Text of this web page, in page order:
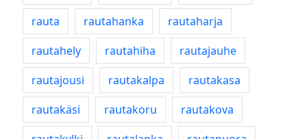
rauta
rautahanka
rautaharja
rautahely
rautahiha
rautajauhe
rautajousi
rautakalpa
rautakasa
rautakäsi
rautakoru
rautakova